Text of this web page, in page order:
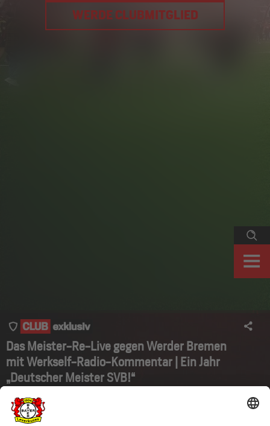
WERDE CLUBMITGLIED
Das Meister-Re-Live gegen Werder Bremen
mit Werkself-Radio-Kommentar | Ein Jahr
„Deutscher Meister SVB!“
gegen den SV Werder Bremen erstmalig die Deutsche Meisterschaft.
Im exklusiven Video für Club-Mitglieder könnt ihr das historische